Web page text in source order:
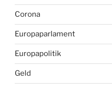
Corona
Europaparlament
Europapolitik
Geld